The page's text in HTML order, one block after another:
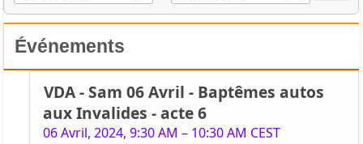
Événements
VDA - Sam 06 Avril - Baptêmes autos
aux Invalides - acte 6
06 Avril, 2024, 9:30 AM – 10:30 AM CEST